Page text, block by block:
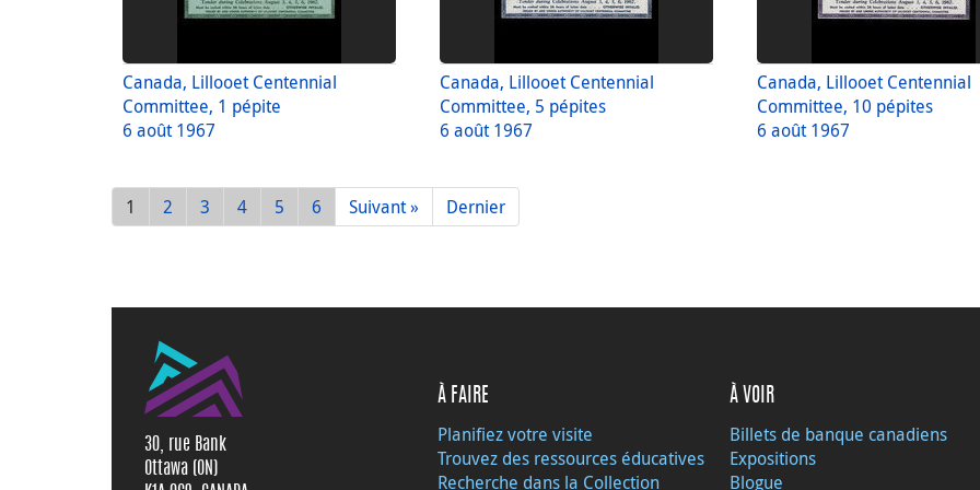
Canada, Lillooet Centennial
Committee, 1 pépite
6 août 1967
Canada, Lillooet Centennial
Committee, 5 pépites
6 août 1967
Canada, Lillooet Centennial
Committee, 10 pépites
6 août 1967
1 2 3 4 5 6 Suivant » Dernier
30, rue Bank
Ottawa (ON)
À FAIRE
Planifiez votre visite
Trouvez des ressources éducatives
Recherche dans la Collection
À VOIR
Billets de banque canadiens
Expositions
Blogue